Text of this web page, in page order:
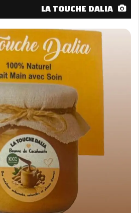
LA TOUCHE DALIA